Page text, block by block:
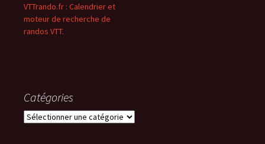
VTTrando.fr : Calendrier et
moteur de recherche de
randos VTT.
Catégories
Catégories